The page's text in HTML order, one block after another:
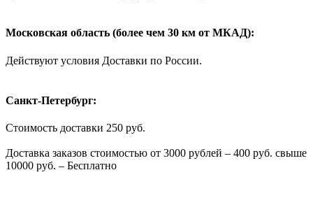
Московская область (более чем 30 км от МКАД):
Действуют условия Доставки по России.
Санкт-Петербург:
Стоимость доставки 250 руб.
Доставка заказов стоимостью от 3000 рублей – 400 руб. свыше
10000 руб. – Бесплатно